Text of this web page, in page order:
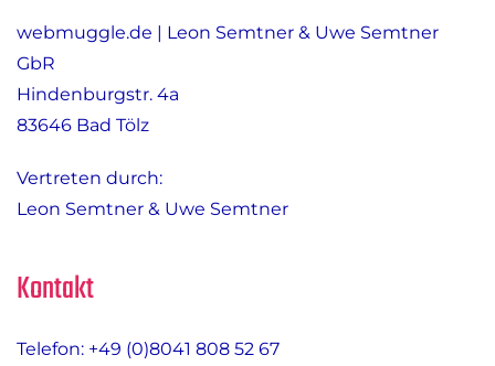
webmuggle.de | Leon Semtner & Uwe Semtner
GbR
Hindenburgstr. 4a
83646 Bad Tölz
Vertreten durch:
Leon Semtner & Uwe Semtner
Kontakt
Telefon: +49 (0)8041 808 52 67